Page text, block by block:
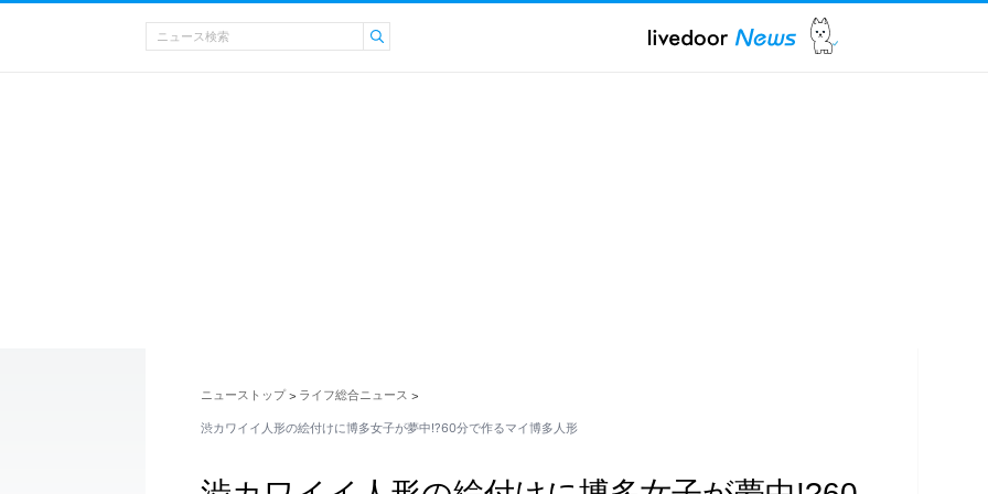
ニューストップ > ライフ総合ニュース >
渋カワイイ人形の絵付けに博多女子が夢中!?60分で作るマイ博多人形